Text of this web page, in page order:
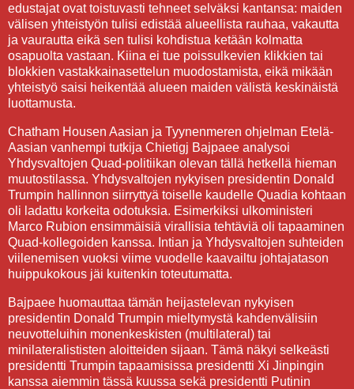
edustajat ovat toistuvasti tehneet selväksi kantansa: maiden
välisen yhteistyön tulisi edistää alueellista rauhaa, vakautta
ja vaurautta eikä sen tulisi kohdistua ketään kolmatta
osapuolta vastaan. Kiina ei tue poissulkevien klikkien tai
blokkien vastakkainasettelun muodostamista, eikä mikään
yhteistyö saisi heikentää alueen maiden välistä keskinäistä
luottamusta.
Chatham Housen Aasian ja Tyynenmeren ohjelman Etelä-
Aasian vanhempi tutkija Chietigj Bajpaee analysoi
Yhdysvaltojen Quad-politiikan olevan tällä hetkellä hieman
muutostilassa. Yhdysvaltojen nykyisen presidentin Donald
Trumpin hallinnon siirryttyä toiselle kaudelle Quadia kohtaan
oli ladattu korkeita odotuksia. Esimerkiksi ulkoministeri
Marco Rubion ensimmäisiä virallisia tehtäviä oli tapaaminen
Quad-kollegoiden kanssa. Intian ja Yhdysvaltojen suhteiden
viilenemisen vuoksi viime vuodelle kaavailtu johtajatason
huippukokous jäi kuitenkin toteutumatta.
Bajpaee huomauttaa tämän heijastelevan nykyisen
presidentin Donald Trumpin mieltymystä kahdenvälisiin
neuvotteluihin monenkeskisten (multilateral) tai
minilateralististen aloitteiden sijaan. Tämä näkyi selkeästi
presidentti Trumpin tapaamisissa presidentti Xi Jinpingin
kanssa aiemmin tässä kuussa sekä presidentti Putinin